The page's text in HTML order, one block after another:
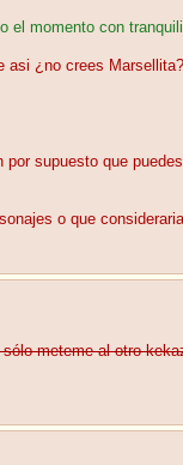
momento con
asi ¿no crees Marsellita?
supuesto que
o que
meteme al otro